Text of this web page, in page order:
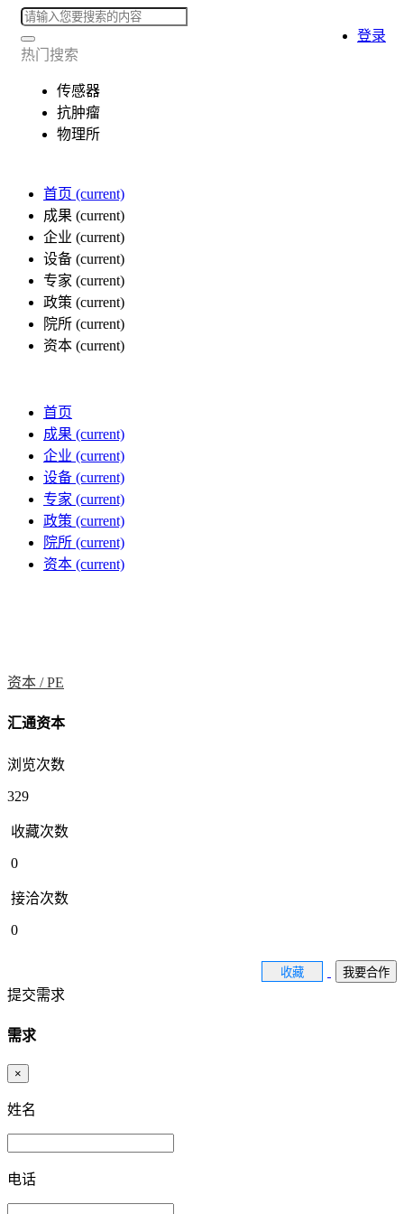
热门搜索
传感器
抗肿瘤
物理所
首页 (current)
成果 (current)
企业 (current)
设备 (current)
专家 (current)
政策 (current)
院所 (current)
资本 (current)
登录
首页
成果 (current)
企业 (current)
设备 (current)
专家 (current)
政策 (current)
院所 (current)
资本 (current)
资本 /PE
汇通资本
浏览次数
329
收藏次数
0
接洽次数
0
收藏 我要合作
提交需求
需求
×
姓名
电话